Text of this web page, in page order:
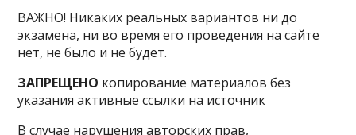
ВАЖНО! Никаких реальных вариантов ни до
экзамена, ни во время его проведения на сайте
нет, не было и не будет.
ЗАПРЕЩЕНО копирование материалов без
указания активные ссылки на источник
В случае нарушения авторских прав,